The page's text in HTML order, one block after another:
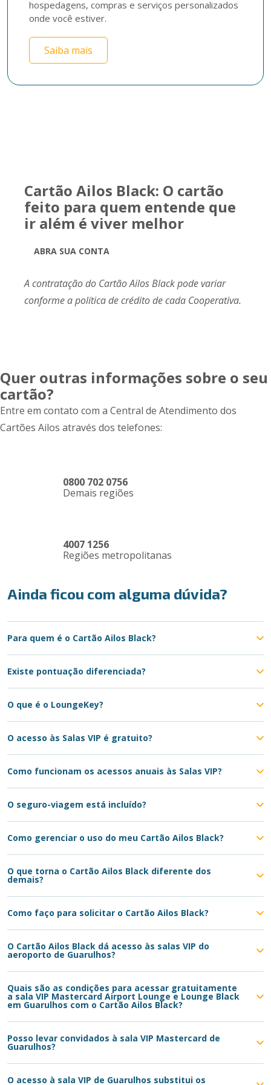
hospedagens, compras e serviços personalizados
onde você estiver.
Saiba mais
Cartão Ailos Black: O cartão
feito para quem entende que
ir além é viver melhor
ABRA SUA CONTA
A contratação do Cartão Ailos Black pode variar
conforme a política de crédito de cada Cooperativa.
Quer outras informações sobre o seu
cartão?
Entre em contato com a Central de Atendimento dos
Cartões Ailos através dos telefones:
0800 702 0756
Demais regiões
4007 1256
Regiões metropolitanas
Ainda ficou com alguma dúvida?
Para quem é o Cartão Ailos Black?
Existe pontuação diferenciada?
O que é o LoungeKey?
O acesso às Salas VIP é gratuito?
Como funcionam os acessos anuais às Salas VIP?
O seguro-viagem está incluído?
Como gerenciar o uso do meu Cartão Ailos Black?
O que torna o Cartão Ailos Black diferente dos
demais?
Como faço para solicitar o Cartão Ailos Black?
O Cartão Ailos Black dá acesso às salas VIP do
aeroporto de Guarulhos?
Quais são as condições para acessar gratuitamente
a sala VIP Mastercard Airport Lounge e Lounge Black
em Guarulhos com o Cartão Ailos Black?
Posso levar convidados à sala VIP Mastercard de
Guarulhos?
O acesso à sala VIP de Guarulhos substitui os